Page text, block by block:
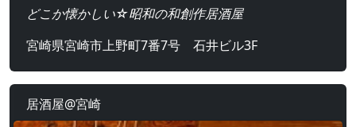
どこか懐かしい☆昭和の和創作居酒屋
宮崎県宮崎市上野町7番7号 石井ビル3F
居酒屋@宮崎